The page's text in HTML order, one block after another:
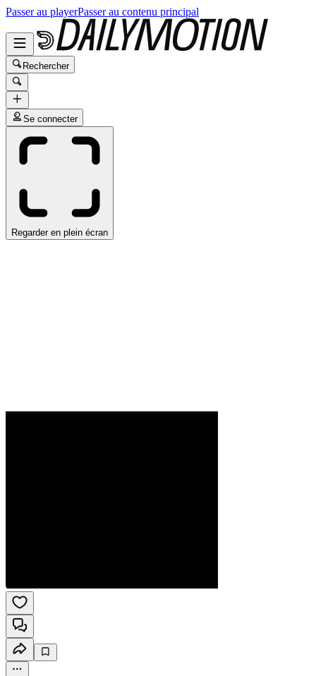
Passer au playerPasser au contenu principal
Rechercher
Se connecter
Regarder en plein écran